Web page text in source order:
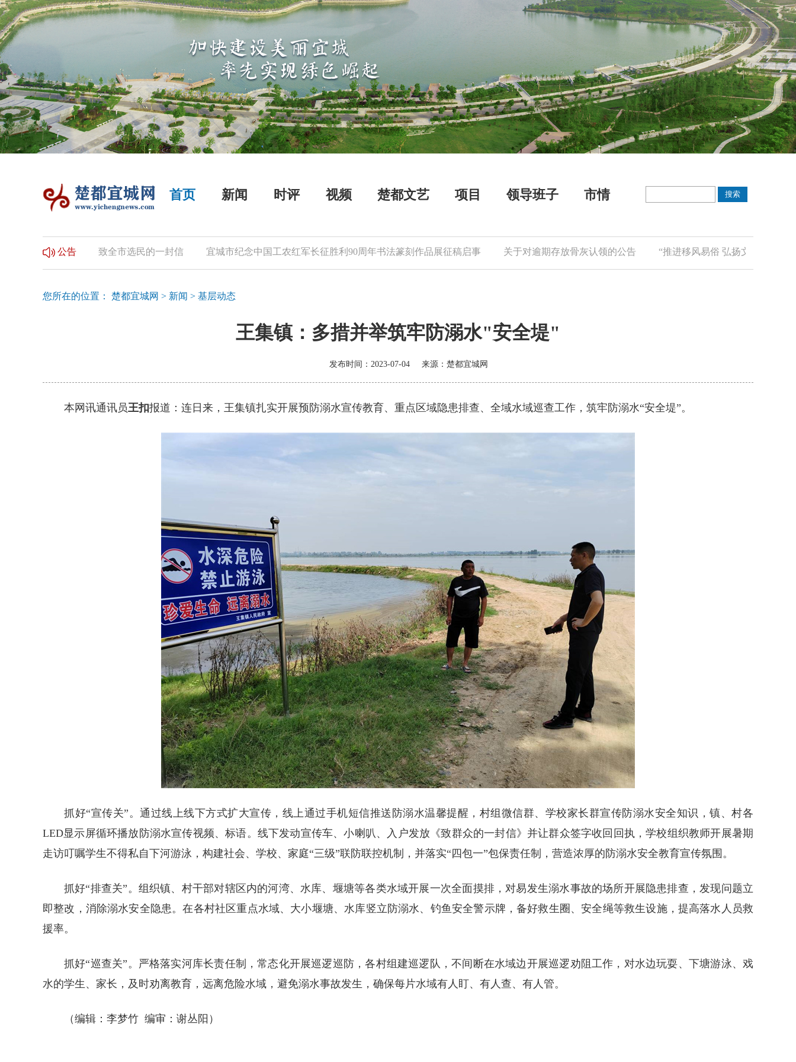
首页 新闻 时评 视频 楚都文艺 项目 领导班子 市情
公告
民登记的公告 致全市选民的一封信 宜城市纪念中国工农红军长征胜利90周年书法篆刻作品展征稿启事 关于对逾期存放骨灰认领的公告 “推进移风易俗 弘扬文明新风”倡议
您所在的位置： 楚都宜城网 > 新闻 > 基层动态
王集镇：多措并举筑牢防溺水"安全堤"
发布时间：2023-07-04 来源： 楚都宜城网
本网讯通讯员王扣报道：连日来，王集镇扎实开展预防溺水宣传教育、重点区域隐患排查、全域水域巡查工作，筑牢防溺水“安全堤”。
抓好“宣传关”。通过线上线下方式扩大宣传，线上通过手机短信推送防溺水温馨提醒，村组微信群、学校家长群宣传防溺水安全知识，镇、村各
LED显示屏循环播放防溺水宣传视频、标语。线下发动宣传车、小喇叭、入户发放《致群众的一封信》并让群众签字收回回执，学校组织教师开展暑期
走访叮嘱学生不得私自下河游泳，构建社会、学校、家庭“三级”联防联控机制，并落实“四包一”包保责任制，营造浓厚的防溺水安全教育宣传氛围。
抓好“排查关”。组织镇、村干部对辖区内的河湾、水库、堰塘等各类水域开展一次全面摸排，对易发生溺水事故的场所开展隐患排查，发现问题立
即整改，消除溺水安全隐患。在各村社区重点水域、大小堰塘、水库竖立防溺水、钓鱼安全警示牌，备好救生圈、安全绳等救生设施，提高落水人员救
援率。
抓好“巡查关”。严格落实河库长责任制，常态化开展巡逻巡防，各村组建巡逻队，不间断在水域边开展巡逻劝阻工作，对水边玩耍、下塘游泳、戏
水的学生、家长，及时劝离教育，远离危险水域，避免溺水事故发生，确保每片水域有人盯、有人查、有人管。
（编辑：李梦竹 编审：谢丛阳）